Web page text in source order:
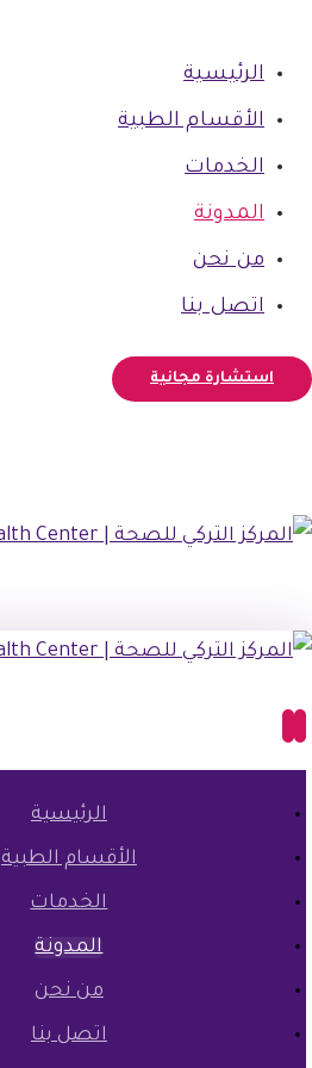
الرئيسية
الأقسام الطبية
الخدمات
المدونة
من نحن
اتصل بنا
استشارة مجانية
الرئيسية
الأقسام الطبية
الخدمات
المدونة
من نحن
اتصل بنا